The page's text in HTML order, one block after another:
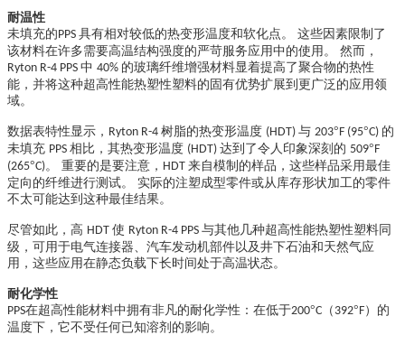
耐温性
未填充的PPS 具有相对较低的热变形温度和软化点。 这些因素限制了
该材料在许多需要高温结构强度的严苛服务应用中的使用。 然而，
Ryton R-4 PPS 中 40% 的玻璃纤维增强材料显着提高了聚合物的热性
能，并将这种超高性能热塑性塑料的固有优势扩展到更广泛的应用领
域。
数据表特性显示， Ryton R-4 树脂的热变形温度 (HDT) 与 203°F (95°C) 的
未填充 PPS 相比，其热变形温度 (HDT) 达到了令人印象深刻的 509°F
(265°C)。 重要的是要注意， HDT 来自模制的样品，这些样品采用最佳
定向的纤维进行测试。 实际的注塑成型零件或从库存形状加工的零件
不太可能达到这种最佳结果。
尽管如此，高 HDT 使 Ryton R-4 PPS 与其他几种超高性能热塑性塑料同
级，可用于电气连接器、汽车发动机部件以及井下石油和天然气应
用，这些应用在静态负载下长时间处于高温状态。
耐化学性
PPS在超高性能材料中拥有非凡的耐化学性：在低于200°C （ 392°F）的
温度下，它不受任何已知溶剂的影响。